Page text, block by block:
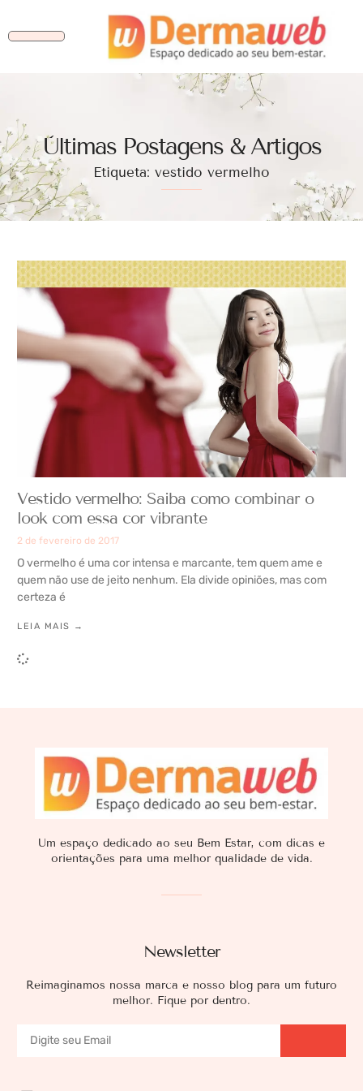
Ùltimas Postagens & Artigos
Etiqueta: vestido vermelho
Vestido vermelho: Saiba como combinar o
look com essa cor vibrante
2 de fevereiro de 2017
O vermelho é uma cor intensa e marcante, tem quem ame e
quem não use de jeito nenhum. Ela divide opiniões, mas com
certeza é
LEIA MAIS →
Newsletter
Reimaginamos nossa marca e nosso blog para um futuro
melhor. Fique por dentro.
Um espaço dedicado ao seu Bem Estar, com dicas e
orientações para uma melhor qualidade de vida.